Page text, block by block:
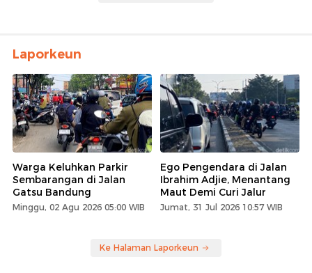
Laporkeun
Warga Keluhkan Parkir
Sembarangan di Jalan
Gatsu Bandung
Minggu, 02 Agu 2026 05:00 WIB
Ego Pengendara di Jalan
Ibrahim Adjie, Menantang
Maut Demi Curi Jalur
Jumat, 31 Jul 2026 10:57 WIB
Ke Halaman Laporkeun